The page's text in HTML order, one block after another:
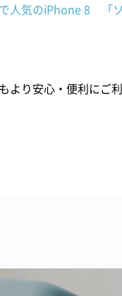
人気のiPhone 8 「
より安心・便利にご